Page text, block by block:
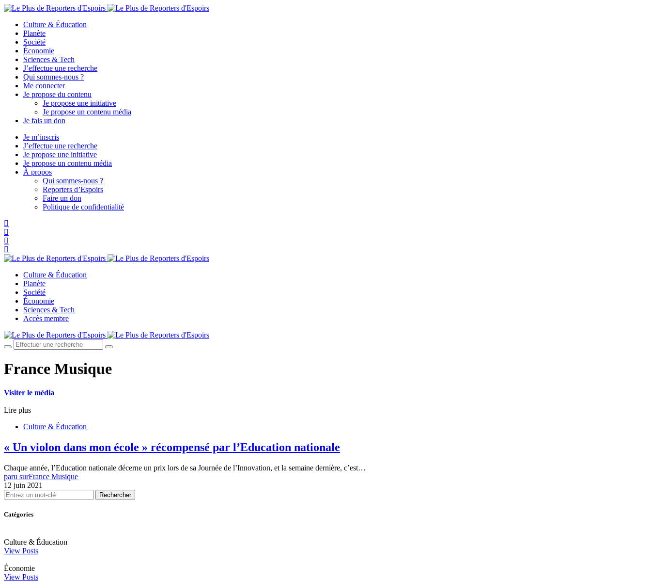
Culture & Éducation
Planète
Société
Économie
Sciences & Tech
J’effectue une recherche
Qui sommes-nous ?
Me connecter
Je propose du contenu
Je propose une initiative
Je propose un contenu média
Je fais un don
Je m’inscris
J’effectue une recherche
Je propose une initiative
Je propose un contenu média
À propos
Qui sommes-nous ?
Reporters d’Espoirs
Faire un don
Politique de confidentialité
Culture & Éducation
Planète
Société
Économie
Sciences & Tech
Accès membre
France Musique
Visiter le média
Lire plus
Culture & Éducation
« Un violon dans mon école » récompensé par l’Education nationale
Chaque année, l’Education nationale décerne un prix lors de sa Journée de l’Innovation, et la semaine dernière, c’est…
paru surFrance Musique
12 juin 2021
Rechercher
Catégories
Culture & Éducation
View Posts
Économie
View Posts